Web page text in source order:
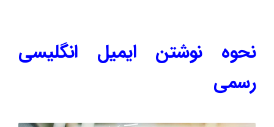
نحوه نوشتن ایمیل انگلیسی
رسمی